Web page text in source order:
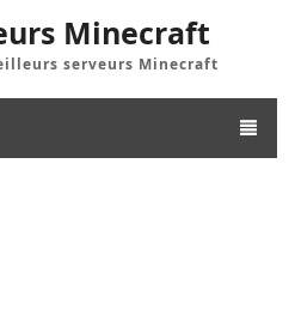
Minecraft
serveurs Minecraft